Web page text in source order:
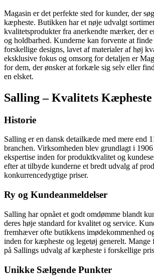
Magasin er det perfekte sted for kunder, der
kæpheste. Butikken har et nøje udvalgt
kvalitetsprodukter fra anerkendte mærker, der
og holdbarhed. Kunderne kan forvente at
forskellige designs, lavet af materialer af høj
eksklusive fokus og omsorg for detaljen er
for dem, der ønsker at forkæle sig selv eller
en elsket.
Salling – Kvalitets
Historie
Salling er en dansk detailkæde med mere end
branchen. Virksomheden blev grundlagt i
ekspertise inden for produktkvalitet og
efter at tilbyde kunderne et bredt udvalg af
konkurrencedygtige priser.
Ry og Kundeanmeldelser
Salling har opnået et godt omdømme blandt
deres høje standard for kvalitet og service.
fremhæver ofte butikkens imødekommenhed
inden for kæpheste og legetøj generelt. Mange
på Sallings udvalg af kæpheste i forskellige
Unikke Sælgende Punkter